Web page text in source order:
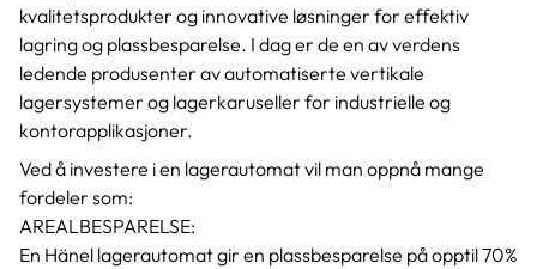
kvalitetsprodukter og innovative løsninger for effektiv
lagring og plassbesparelse. I dag er de en av verdens
ledende produsenter av automatiserte vertikale
lagersystemer og lagerkaruseller for industrielle og
kontorapplikasjoner.
Ved å investere i en lagerautomat vil man oppnå mange
fordeler som:
AREALBESPARELSE:
En Hänel lagerautomat gir en plassbesparelse på opptil 70%